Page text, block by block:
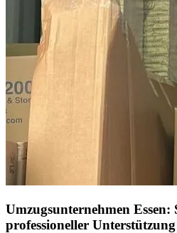
Umzugsunternehmen
professioneller Unterstützung